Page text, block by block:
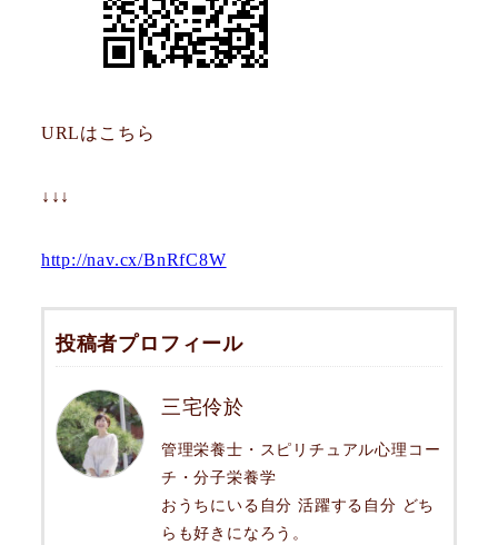
URLはこちら
↓↓↓
http://nav.cx/BnRfC8W
投稿者プロフィール
三宅伶於
管理栄養士・スピリチュアル心理コー
チ・分子栄養学
おうちにいる自分 活躍する自分 どち
らも好きになろう。